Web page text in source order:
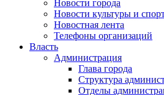
Новости города
Новости культуры и
Новостная лента
Телефоны организаций
Власть
Администрация
Глава города
Структура
Отделы